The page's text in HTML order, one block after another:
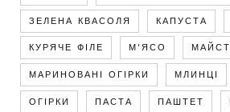
ЗЕЛЕНА КВАСОЛЯ КАПУСТА
КУРЯЧЕ ФІЛЕ М'ЯСО
МАРИНОВАНІ ОГІРКИ МЛИНЦІ
ОГІРКИ ПАСТА ПАШТЕТ